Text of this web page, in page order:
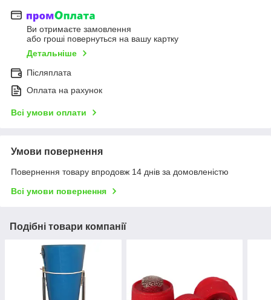
Ви отримаєте замовлення
або гроші повернуться на вашу картку
Детальніше
Післяплата
Оплата на рахунок
Всі умови оплати
Умови повернення
Повернення товару впродовж 14 днів за домовленістю
Всі умови повернення
Подібні товари компанії